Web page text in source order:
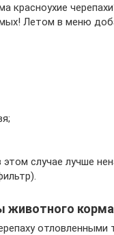
красноухие
Летом в меню
случае лучше
животного корма
отловленными